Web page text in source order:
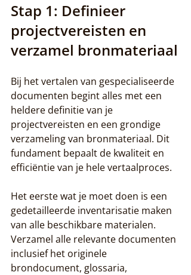
Stap 1: Definieer
projectvereisten en
verzamel bronmateriaal
Bij het vertalen van gespecialiseerde
documenten begint alles met een
heldere definitie van je
projectvereisten en een grondige
verzameling van bronmateriaal. Dit
fundament bepaalt de kwaliteit en
efficiëntie van je hele vertaalproces.
Het eerste wat je moet doen is een
gedetailleerde inventarisatie maken
van alle beschikbare materialen.
Verzamel alle relevante documenten
inclusief het originele
brondocument, glossaria,